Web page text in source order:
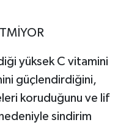
yüksek C vitamini
güçlendirdiğini,
koruduğunu ve lif
sindirim